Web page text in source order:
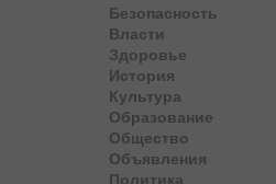
Безопасность
Власти
Здоровье
История
Культура
Образование
Общество
Объявления
Политика